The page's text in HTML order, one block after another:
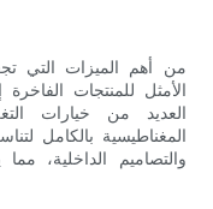
من أهم الميزات التي
الأمثل للمنتجات
العديد من خيارات
المغناطيسية بالكامل
والتصاميم الداخلية،